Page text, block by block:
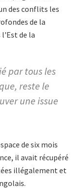
des conflits les
de la
de la
par tous les
reste le
une issue
de six mois
il avait récupéré
illégalement et